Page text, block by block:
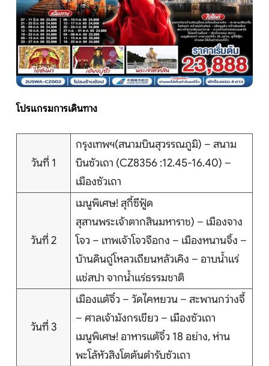
ทัวร์ต่างประเทศ
จัดกรุ๊ปต่างประเทศ
โปรไฟไหม้
ทัวร์ในประเทศ
จัดกรุ๊ปในประเทศ
เรือเจ้าพระยา
บริการอื่นๆ
โปรแกรมการเดินทาง
วันที่ 1
กรุงเทพฯ(สนามบินสุวรรณภูมิ) – สนาม
บินซัวเถา (CZ8356 :12.45-16.40) –
เมืองซัวเถา
วันที่ 2
เมนูพิเศษ! สุกี้ซีฟู้ด
สุสานพระเจ้าตากสินมหาราช) – เมืองจาง
โจว – เทพเจ้าโจวจือกง – เมืองหนานจิ้ง –
บ้านดินถู่โหลวเถียนหลัวเคิง – อาบน้ำแร่
แช่สปา จากน้ำแร่ธรรมชาติ
วันที่ 3
เมืองแต้จิ๋ว – วัดไคหยวน – สะพานกว่างจี้
– ศาลเจ้ามังกรเขียว – เมืองซัวเถา
เมนูพิเศษ! อาหารแต้จิ๋ว 18 อย่าง, ห่าน
พะโล้หัวสิงโตต้นตำรับซัวเถา